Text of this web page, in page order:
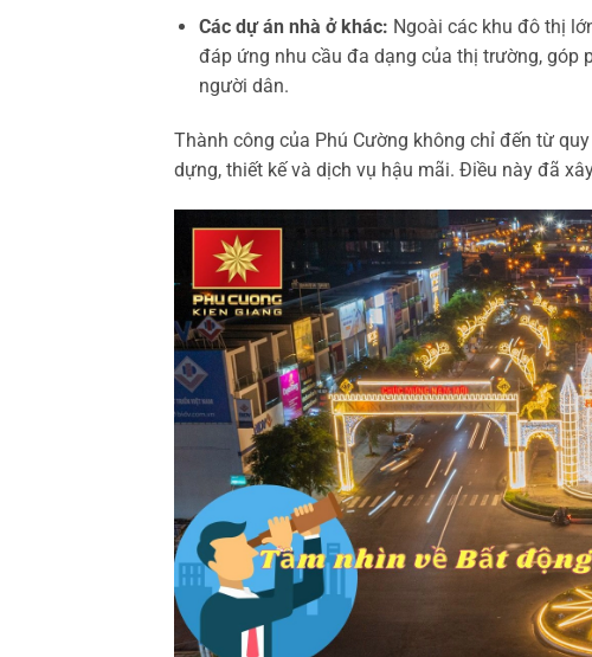
Các dự án nhà ở khác: Ngoài các khu đô thị
đáp ứng nhu cầu đa dạng của thị trường, góp
người dân.
Thành công của Phú Cường không chỉ đến từ
dựng, thiết kế và dịch vụ hậu mãi. Điều này đã